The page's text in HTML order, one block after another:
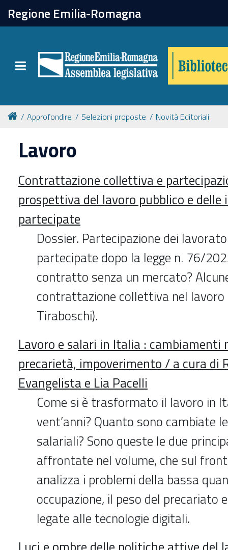
Regione Emilia-Romagna
Toggle navigation
chiudi
Catalogo online
Collezioni
Per approfondire
Appuntamenti
Prenotazione spazi
Approfondire Selezioni proposte Novità Editoriali
Lavoro
Contrattazione collettiva e
prospettiva del lavoro pubblico e delle
partecipate
Dossier. Partecipazione dei
partecipate dopo la legge n. 76/
contratto senza un mercato?
contrattazione collettiva nel lavoro
Tiraboschi).
Lavoro e salari in Italia : cambiamenti
precarietà, impoverimento / a cura di
Evangelista e Lia Pacelli
Come si è trasformato il lavoro in
vent’anni? Quanto sono cambiate
salariali? Sono queste le due
affrontate nel volume, che sul
analizza i problemi della bassa
occupazione, il peso del precariato
legate alle tecnologie digitali.